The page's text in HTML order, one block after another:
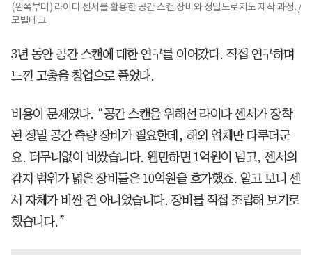
(왼쪽부터) 라이다 센서를 활용한 공간 스캔 장비와 정밀도로지도 제작 과정. /
모빌테크
3년 동안 공간 스캔에 대한 연구를 이어갔다. 직접 연구하며
느낀 고충을 창업으로 풀었다.
비용이 문제였다. “공간 스캔을 위해선 라이다 센서가 장착
된 정밀 공간 측량 장비가 필요한데, 해외 업체만 다루더군
요. 터무니없이 비쌌습니다. 웬만하면 1억원이 넘고, 센서의
감지 범위가 넓은 장비들은 10억원을 호가했죠. 알고 보니 센
서 자체가 비싼 건 아니었습니다. 장비를 직접 조립해 보기로
했습니다.”